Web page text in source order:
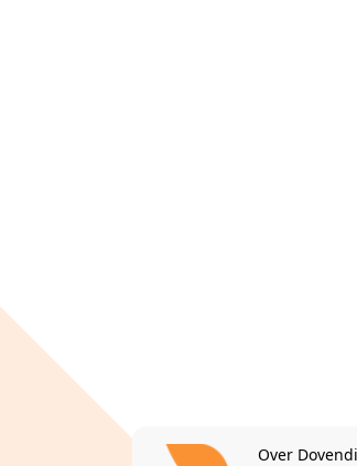
Over Dovendi